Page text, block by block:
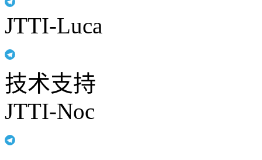
JTTI-Luca
技术支持
JTTI-Noc